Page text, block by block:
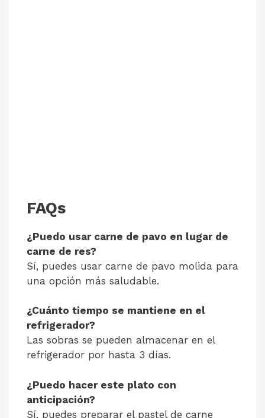
FAQs
¿Puedo usar carne de pavo en lugar de
carne de res?
Sí, puedes usar carne de pavo molida para
una opción más saludable.
¿Cuánto tiempo se mantiene en el
refrigerador?
Las sobras se pueden almacenar en el
refrigerador por hasta 3 días.
¿Puedo hacer este plato con
anticipación?
Sí, puedes preparar el pastel de carne